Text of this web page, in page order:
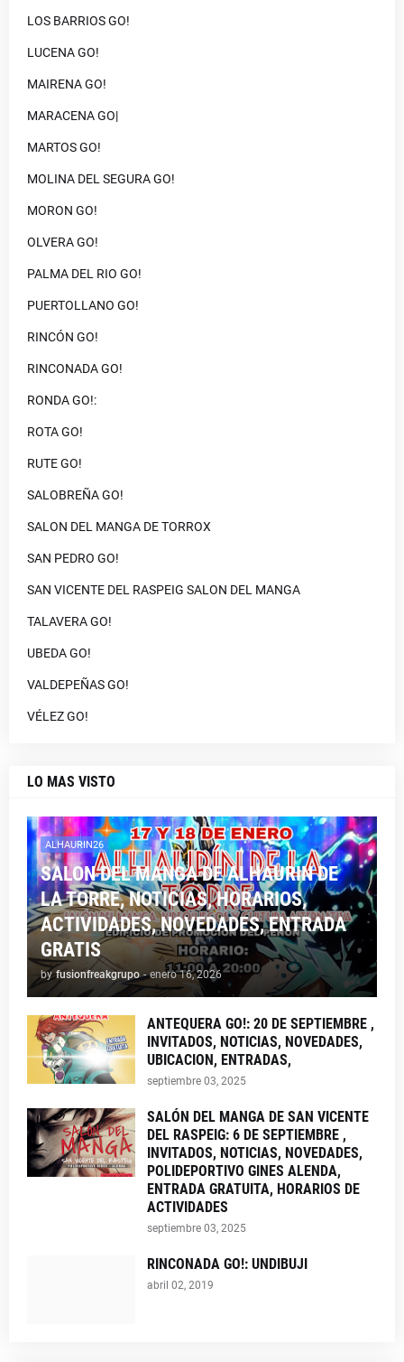
LOS BARRIOS GO!
LUCENA GO!
MAIRENA GO!
MARACENA GO|
MARTOS GO!
MOLINA DEL SEGURA GO!
MORON GO!
OLVERA GO!
PALMA DEL RIO GO!
PUERTOLLANO GO!
RINCÓN GO!
RINCONADA GO!
RONDA GO!:
ROTA GO!
RUTE GO!
SALOBREÑA GO!
SALON DEL MANGA DE TORROX
SAN PEDRO GO!
SAN VICENTE DEL RASPEIG SALON DEL MANGA
TALAVERA GO!
UBEDA GO!
VALDEPEÑAS GO!
VÉLEZ GO!
LO MAS VISTO
ALHAURIN26
SALON DEL MANGA DE ALHAURIN DE
LA TORRE, NOTICIAS, HORARIOS,
ACTIVIDADES, NOVEDADES, ENTRADA
GRATIS
by fusionfreakgrupo - enero 16, 2026
ANTEQUERA GO!: 20 DE SEPTIEMBRE ,
INVITADOS, NOTICIAS, NOVEDADES,
UBICACION, ENTRADAS,
septiembre 03, 2025
SALÓN DEL MANGA DE SAN VICENTE
DEL RASPEIG: 6 DE SEPTIEMBRE ,
INVITADOS, NOTICIAS, NOVEDADES,
POLIDEPORTIVO GINES ALENDA,
ENTRADA GRATUITA, HORARIOS DE
ACTIVIDADES
septiembre 03, 2025
RINCONADA GO!: UNDIBUJI
abril 02, 2019